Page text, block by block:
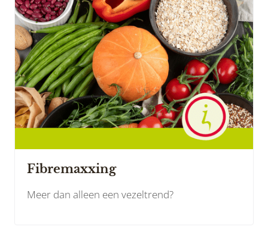
Fibremaxxing
Meer dan alleen een vezeltrend?